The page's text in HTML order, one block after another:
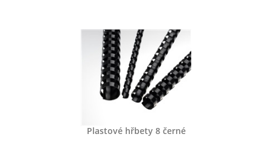
Plastové hřbety 8 černé